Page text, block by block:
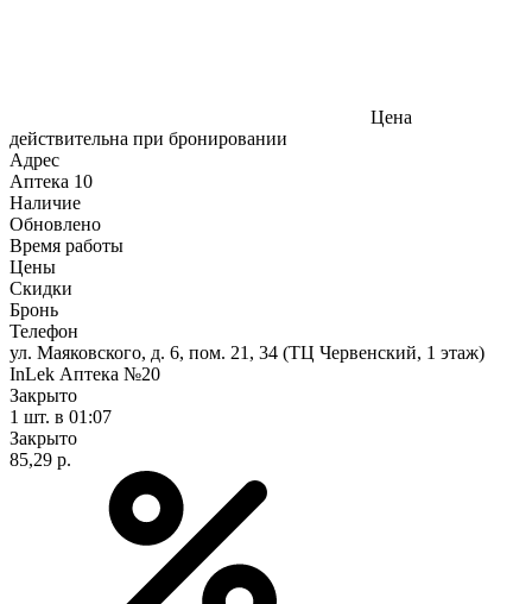
Цена
действительна при бронировании
Адрес
Аптека 10
Наличие
Обновлено
Время работы
Цены
Скидки
Бронь
Телефон
ул. Маяковского, д. 6, пом. 21, 34 (ТЦ Червенский, 1 этаж)
InLek Аптека №20
Закрыто
1 шт. в 01:07
Закрыто
85,29 р.